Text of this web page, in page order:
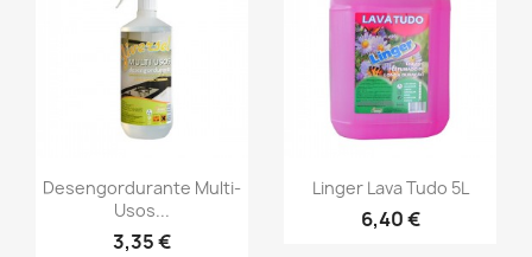
Desengordurante Multi-
Usos...
3,35 €
Linger Lava Tudo 5L
6,40 €